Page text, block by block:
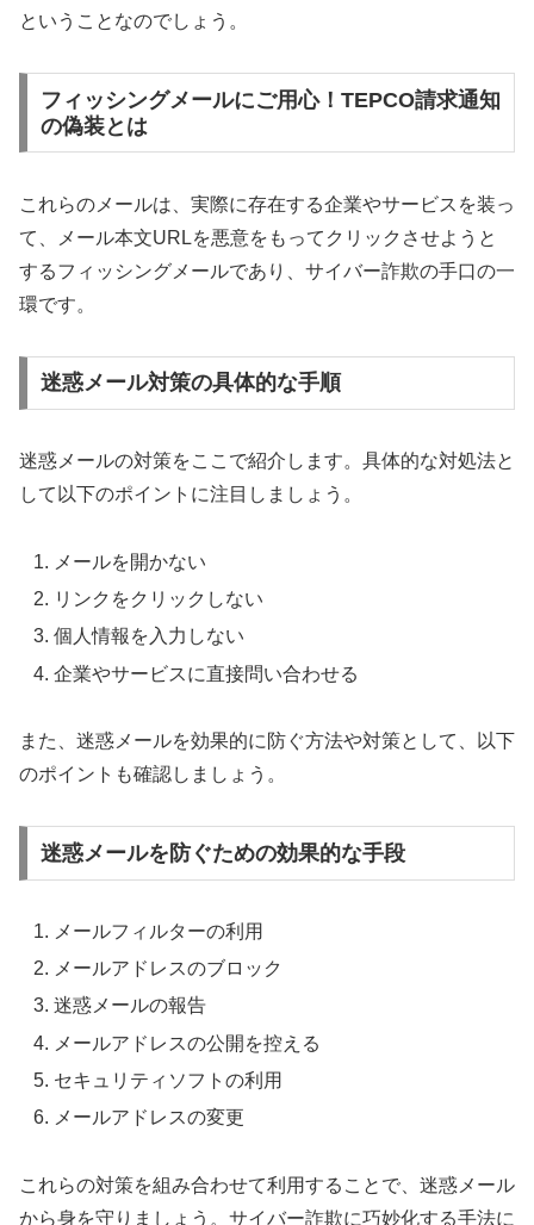
ということなのでしょう。
フィッシングメールにご用心！TEPCO請求通知
の偽装とは
これらのメールは、実際に存在する企業やサービスを装っ
て、メール本文URLを悪意をもってクリックさせようと
するフィッシングメールであり、サイバー詐欺の手口の一
環です。
迷惑メール対策の具体的な手順
迷惑メールの対策をここで紹介します。具体的な対処法と
して以下のポイントに注目しましょう。
メールを開かない
リンクをクリックしない
個人情報を入力しない
企業やサービスに直接問い合わせる
また、迷惑メールを効果的に防ぐ方法や対策として、以下
のポイントも確認しましょう。
迷惑メールを防ぐための効果的な手段
メールフィルターの利用
メールアドレスのブロック
迷惑メールの報告
メールアドレスの公開を控える
セキュリティソフトの利用
メールアドレスの変更
これらの対策を組み合わせて利用することで、迷惑メール
から身を守りましょう。サイバー詐欺に巧妙化する手法に